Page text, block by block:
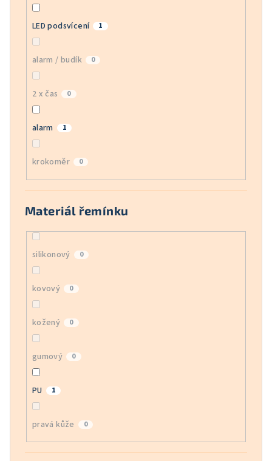
LED podsvícení 1
alarm / budík 0
2 x čas 0
alarm 1
krokoměr 0
Materiál řemínku
silikonový 0
kovový 0
kožený 0
gumový 0
PU 1
pravá kůže 0